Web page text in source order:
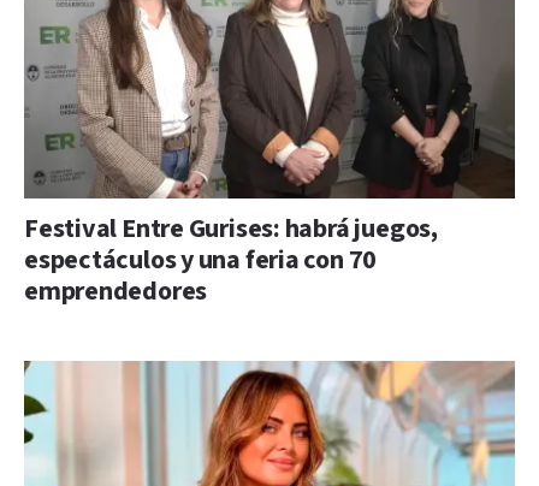
Festival Entre Gurises: habrá juegos,
espectáculos y una feria con 70
emprendedores